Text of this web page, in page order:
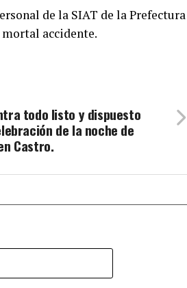
de la SIAT de la Prefectura
mortal accidente.
todo listo y dispuesto
de la noche de
Castro.